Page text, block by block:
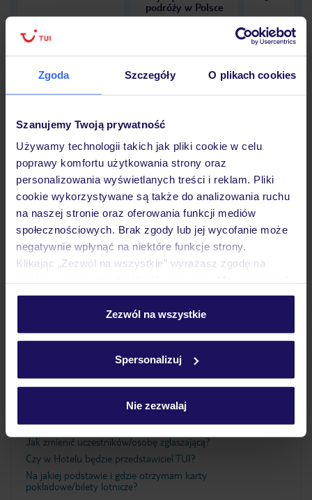
Zgoda Szczegóły O plikach cookies
Szanujemy Twoją prywatność
Używamy technologii takich jak pliki cookie w celu
poprawy komfortu użytkowania strony oraz
personalizowania wyświetlanych treści i reklam. Pliki
cookie wykorzystywane są także do analizowania ruchu
na naszej stronie oraz oferowania funkcji mediów
społecznościowych. Brak zgody lub jej wycofanie może
negatywnie wpłynąć na niektóre funkcje strony.
Klikając „Zezwól na wszystkie” wyrażasz zgodę na
personalizować swój wybór wchodząc w zakładkę
Szczegółowe informacje o plikach cookie znajdziesz
Zezwól na wszystkie
Spersonalizuj
Nie zezwalaj
podróży w Polsce
Hotel
Opinie
Pokoje
Wyżywienie
Ważne informacje
Jak zmienić uczestników/osobę zgłaszającą?
Czy w Hotelu będzie przedstawiciel TUI?
Na jakiej podstawie i gdzie otrzymam karty
pokładowe/bilety lotnicze?